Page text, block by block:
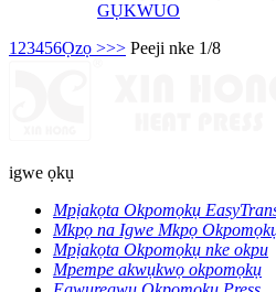
GỤKWUO
1 23456Ọzọ >>> Peeji nke 1/8
igwe ọkụ
Mpịakọta Okpomọkụ
Mkpọ na Igwe Mkpọ
Mpịakọta Okpomọkụ nke okpu
Mpempe akwụkwọ okpomọkụ